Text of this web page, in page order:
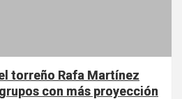
torreño Rafa Martínez
con más proyección